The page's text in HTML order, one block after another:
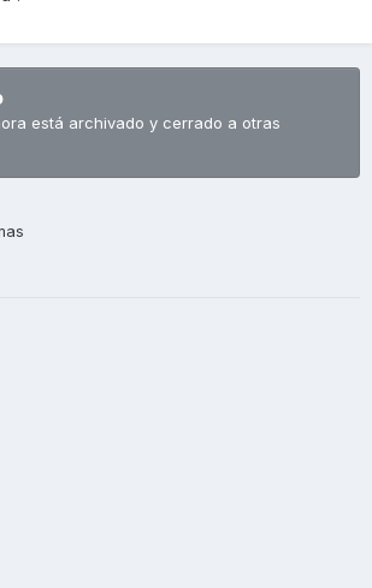
está archivado y cerrado a otras